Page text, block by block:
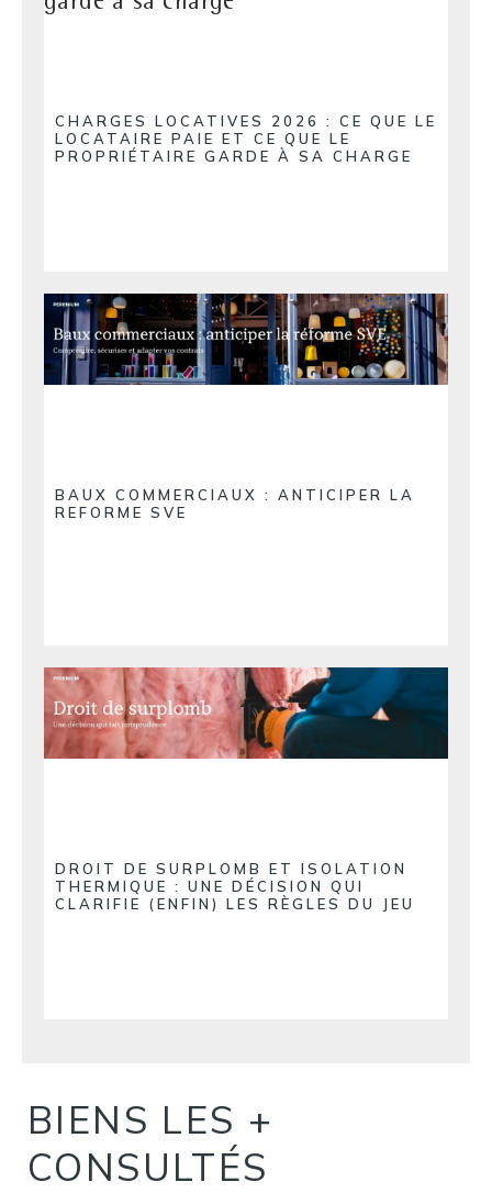
CHARGES LOCATIVES 2026 : CE QUE LE
LOCATAIRE PAIE ET CE QUE LE
PROPRIÉTAIRE GARDE À SA CHARGE
BAUX COMMERCIAUX : ANTICIPER LA
REFORME SVE
DROIT DE SURPLOMB ET ISOLATION
THERMIQUE : UNE DÉCISION QUI
CLARIFIE (ENFIN) LES RÈGLES DU JEU
BIENS LES +
CONSULTÉS